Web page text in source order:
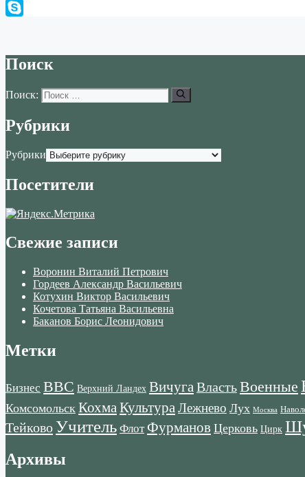
WhatsApp
Поиск
Поиск:
Рубрики
Рубрики
Посетители
Свежие записи
Воронин Виталий Петрович
Гордеев Александр Васильевич
Котухин Виктор Васильевич
Кочетова Татьяна Васильевна
Баканов Борис Леонидович
Метки
Бизнес ВВС Верхний Ландех ВичугаВластьВоенные
Комсомольск КохмаКультура Лежнево Лух Москва
ТейковоУчитель Флот Фурманов Церковь Цирк
Архивы